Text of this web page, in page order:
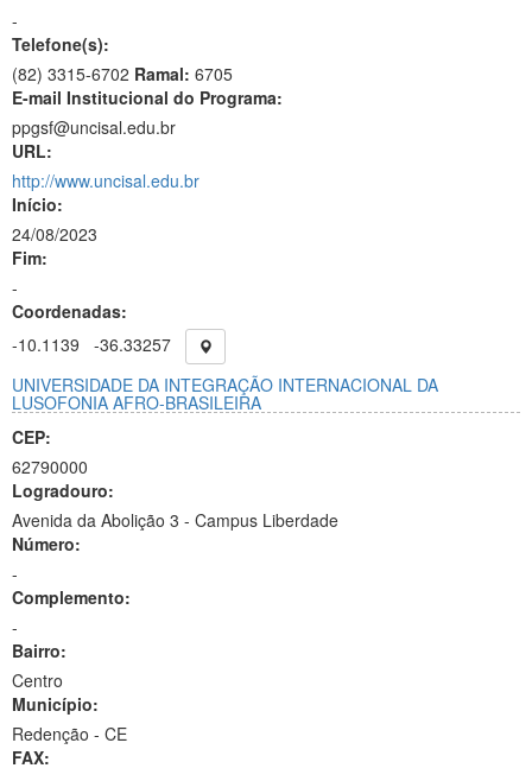
-
Telefone(s):
(82) 3315-6702 Ramal: 6705
E-mail Institucional do Programa:
ppgsf@uncisal.edu.br
URL:
http://www.uncisal.edu.br
Início:
24/08/2023
Fim:
-
Coordenadas:
-10.1139
-36.33257
UNIVERSIDADE DA INTEGRAÇÃO INTERNACIONAL DA
LUSOFONIA AFRO-BRASILEIRA
CEP:
62790000
Logradouro:
Avenida da Abolição 3 - Campus Liberdade
Número:
-
Complemento:
-
Bairro:
Centro
Município:
Redenção - CE
FAX: